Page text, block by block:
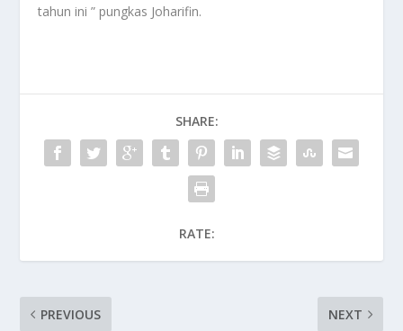
tahun ini ” pungkas Joharifin.
SHARE:
RATE:
PREVIOUS NEXT